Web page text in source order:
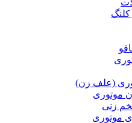
کلنگ
(علف زن)
موتوری
زنی
موتوری